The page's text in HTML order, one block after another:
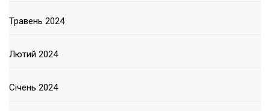
Травень 2024
Лютий 2024
Січень 2024